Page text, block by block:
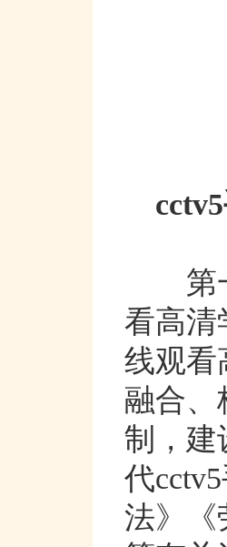
第
看高清
线观看
融合
制，
代
法》《